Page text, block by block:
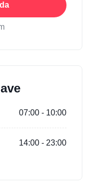
07:00 - 10:00
14:00 - 23:00